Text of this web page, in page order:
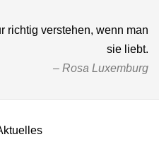
richtig verstehen, wenn man
sie liebt.
Rosa Luxemburg